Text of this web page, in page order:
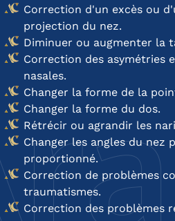
Correction d'un excès ou
projection du nez.
Diminuer ou augmenter la
Correction des asymétries
nasales.
Changer la forme de la
Changer la forme du dos.
Rétrécir ou agrandir les
Changer les angles du nez
proportionné.
Correction de problèmes
traumatismes.
Correction des problèmes